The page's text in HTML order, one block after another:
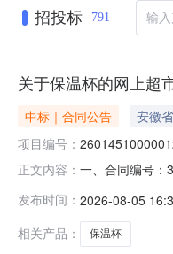
招投标 791
关于保温杯的网上超
中标｜合同公告 安徽
项目编号：
正文内容： 一、合同编号：
商（乙方）：合
发布时间： 2026-08-05
相关产品：
保温杯